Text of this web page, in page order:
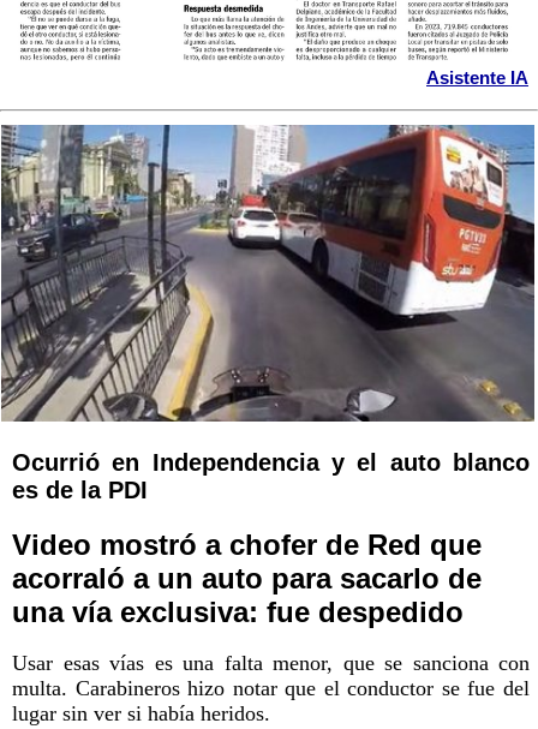
Asistente IA
Ocurrió en Independencia y el auto blanco
es de la PDI
Video mostró a chofer de Red que
acorraló a un auto para sacarlo de
una vía exclusiva: fue despedido
Usar esas vías es una falta menor, que se sanciona con
multa. Carabineros hizo notar que el conductor se fue del
lugar sin ver si había heridos.